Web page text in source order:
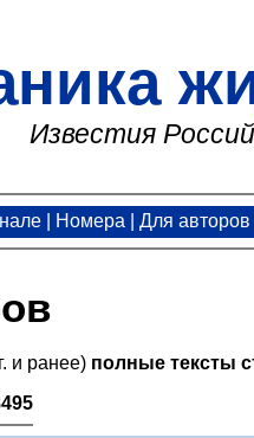
Известия
Номера Для авторов
и ранее) полные тексты